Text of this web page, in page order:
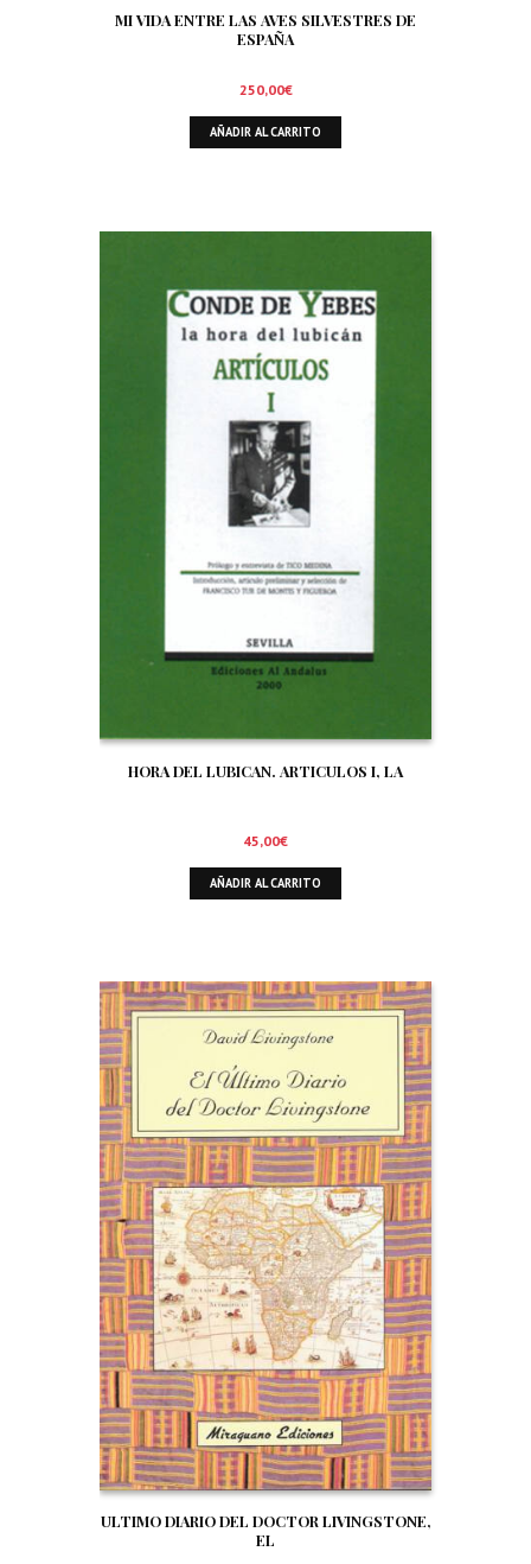
MI VIDA ENTRE LAS AVES SILVESTRES DE
ESPAÑA
250,00€
AÑADIR AL CARRITO
HORA DEL LUBICAN. ARTICULOS I, LA
45,00€
AÑADIR AL CARRITO
ULTIMO DIARIO DEL DOCTOR LIVINGSTONE,
EL